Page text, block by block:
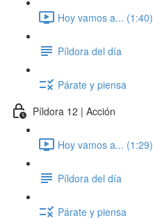
Hoy vamos a... (1:40)
Píldora del día
Párate y piensa
Píldora 12 | Acción
Hoy vamos a... (1:29)
Píldora del día
Párate y piensa